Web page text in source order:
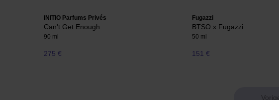
INITIO Parfums Privés
Can't Get Enough
90 ml
275 €
Fugazzi
BTSO x Fugazzi
50 ml
151 €